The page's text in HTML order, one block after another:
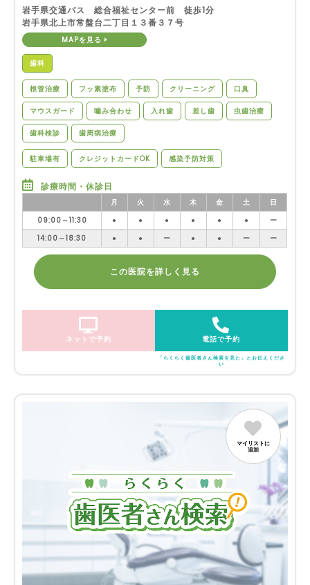
岩手県交通バス 総合福祉センター前 徒歩1分
岩手県北上市常盤台二丁目１３番３７号
MAPを見る
歯科
根管治療 フッ素塗布 予防 クリーニング 口臭
マウスガード 噛み合わせ 入れ歯 差し歯 虫歯治療
歯科検診 歯周病治療
駐車場有 クレジットカードOK 感染予防対策
診療時間・休診日
月 火 水 木 金 土
日
09:00～11:30
● ● ● ● ● ●
ー
14:00～18:30
● ● ー ● ● ー ー
この医院を詳しく見る
ネットで予約 電話で予約
「らくらく歯医者さん検索を見た」とお伝えくださ
い
マイリストに
追加